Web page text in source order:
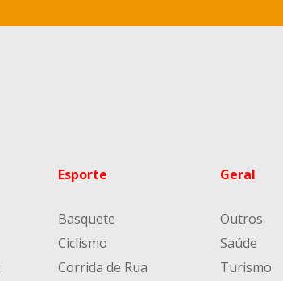
Esporte
Basquete
Ciclismo
Corrida de Rua
Geral
Outros
Saúde
Turismo